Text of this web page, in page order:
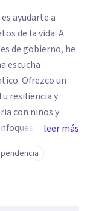
ayudarte a
de la vida. A
de gobierno, he
escucha
​Ofrezco un
resiliencia y
con niños y
adaptados
para escucharte
para fortalecer
leer más